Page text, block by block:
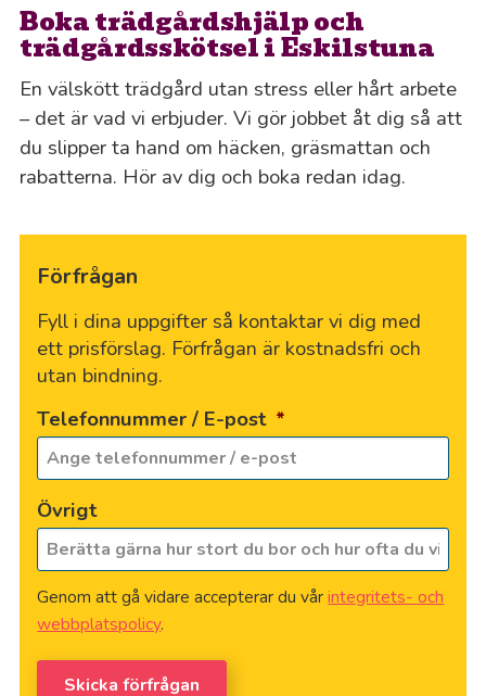
Boka trädgårdshjälp och
trädgårdsskötsel i Eskilstuna
En välskött trädgård utan stress eller hårt arbete
– det är vad vi erbjuder. Vi gör jobbet åt dig så att
du slipper ta hand om häcken, gräsmattan och
rabatterna. Hör av dig och boka redan idag.
Förfrågan
Fyll i dina uppgifter så kontaktar vi dig med
ett prisförslag. Förfrågan är kostnadsfri och
utan bindning.
Telefonnummer / E-post *
Övrigt
Genom att gå vidare accepterar du vårintegritets- och
webbplatspolicy.
Skicka förfrågan